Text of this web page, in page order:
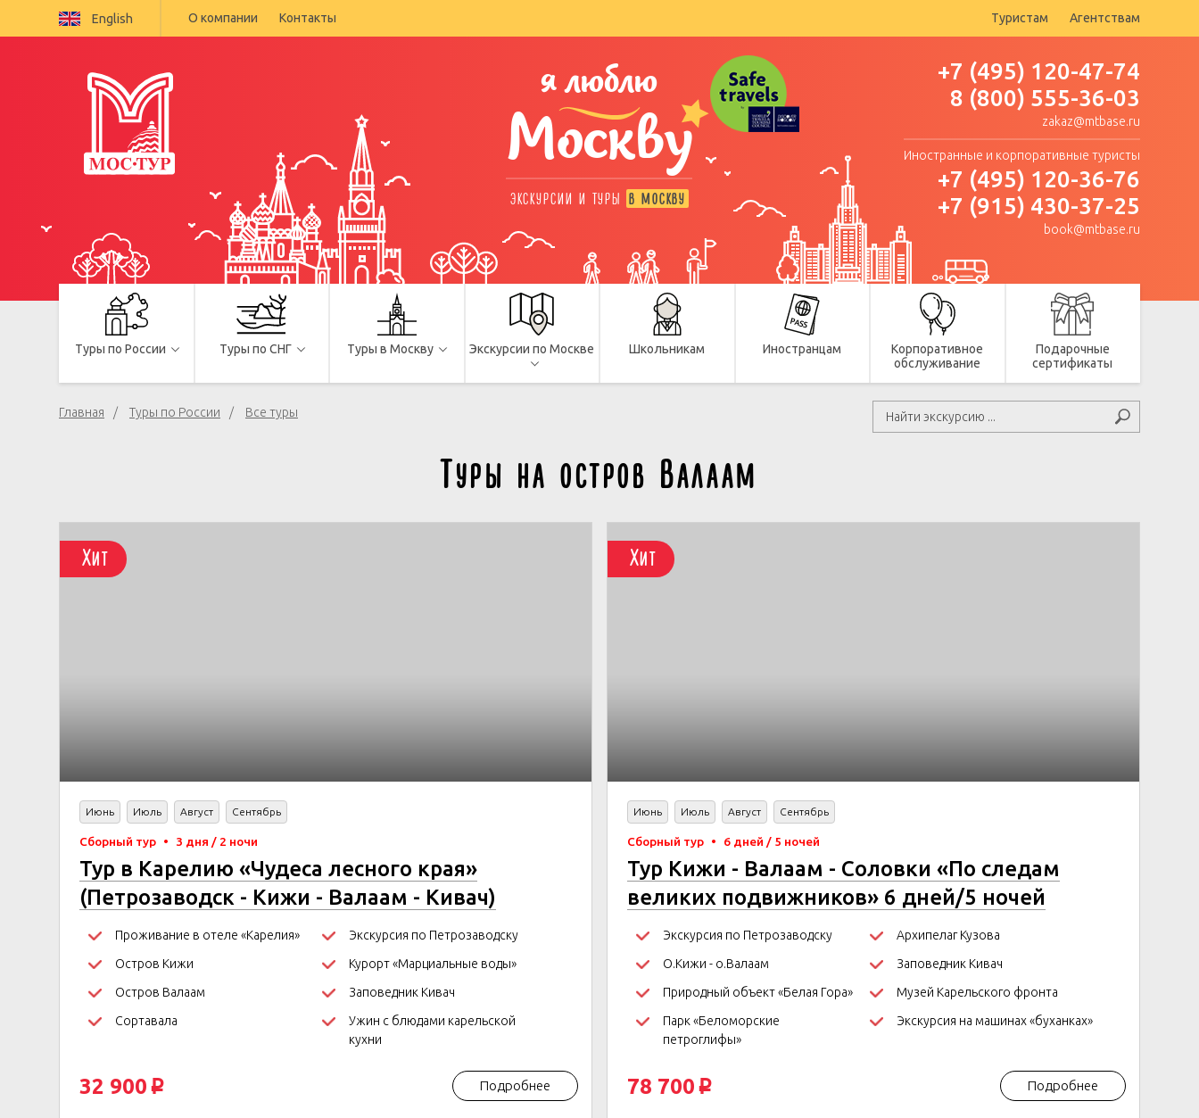
English О компании Контакты Туристам Агентствам
я люблю
Москву
ЭКСКУРСИИ И ТУРЫ В МОСКВУ
+7 (495) 120-47-74
8 (800) 555-36-03
zakaz@mtbase.ru
Иностранные и корпоративные туристы
+7 (495) 120-36-76
+7 (915) 430-37-25
book@mtbase.ru
Туры по России Туры по СНГ Туры в Москву Экскурсии по Москве Школьникам Иностранцам
Корпоративное
обслуживание
Подарочные
сертификаты
Главная Туры по России Все туры
Туры на остров Валаам
Хит
Июнь Июль Август Сентябрь
Сборный тур • 3 дня / 2 ночи
Тур в Карелию «Чудеса лесного края»
(Петрозаводск - Кижи - Валаам - Кивач)
Проживание в отеле «Карелия»
Экскурсия по Петрозаводску
Остров Кижи
Курорт «Марциальные воды»
Остров Валаам
Заповедник Кивач
Сортавала
Ужин с блюдами карельской
кухни
32 900 p Подробнее
Хит
Июнь Июль Август Сентябрь
Сборный тур • 6 дней / 5 ночей
Тур Кижи - Валаам - Соловки «По следам
великих подвижников» 6 дней/5 ночей
Экскурсия по Петрозаводску
Архипелаг Кузова
О.Кижи - о.Валаам
Заповедник Кивач
Природный объект «Белая Гора»
Музей Карельского фронта
Парк «Беломорские
петроглифы»
Экскурсия на машинах «буханках»
78 700 p Подробнее